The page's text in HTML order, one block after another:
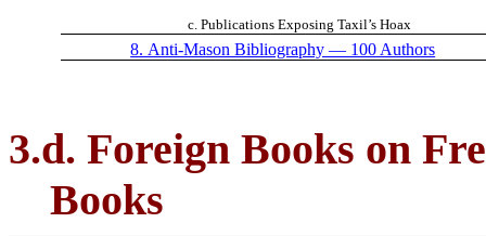
c. Publications Exposing Taxil’s Hoax
8. Anti-Mason Bibliography — 100 Authors
3.d. Foreign Books on
Books